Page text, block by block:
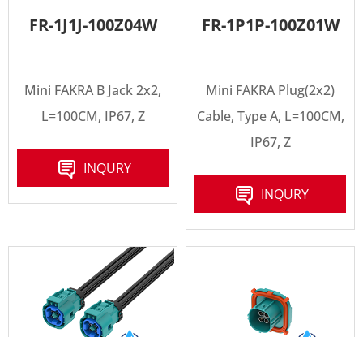
FR-1J1J-100Z04W
Mini FAKRA B Jack 2x2,
L=100CM, IP67, Z
INQURY
FR-1P1P-100Z01W
Mini FAKRA Plug(2x2)
Cable, Type A, L=100CM,
IP67, Z
INQURY